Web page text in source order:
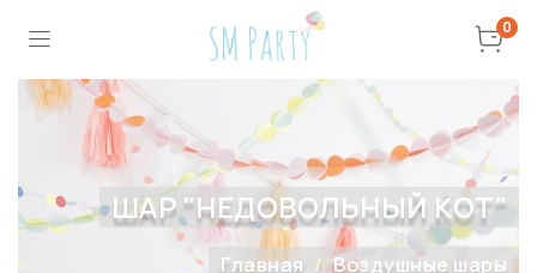
0
ШАР "НЕДОВОЛЬНЫЙ КОТ"
Главная Воздушные шары